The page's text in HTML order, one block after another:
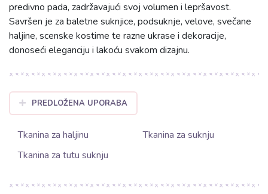
predivno pada, zadržavajući svoj volumen i lepršavost.
Savršen je za baletne suknjice, podsuknje, velove, svečane
haljine, scenske kostime te razne ukrase i dekoracije,
donoseći eleganciju i lakoću svakom dizajnu.
PREDLOŽENA UPORABA
Tkanina za haljinu
Tkanina za suknju
Tkanina za tutu suknju